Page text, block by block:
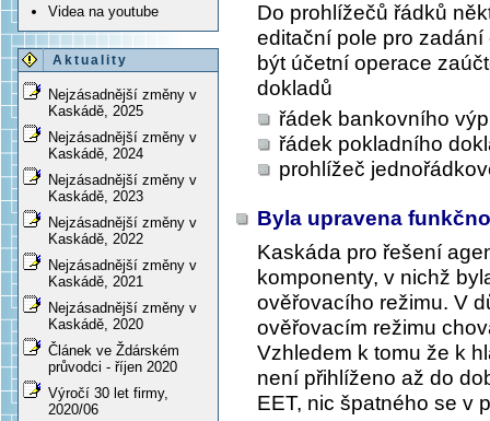
Videa na youtube
Aktuality
Nejzásadnější změny v
Kaskádě, 2025
Nejzásadnější změny v
Kaskádě, 2024
Nejzásadnější změny v
Kaskádě, 2023
Nejzásadnější změny v
Kaskádě, 2022
Nejzásadnější změny v
Kaskádě, 2021
Nejzásadnější změny v
Kaskádě, 2020
Článek ve Ždárském
průvodci - říjen 2020
Výročí 30 let firmy,
2020/06
Do prohlížečů řádků
editační pole pro
být účetní operace
dokladů
řádek bankovního
řádek pokladního
prohlížeč
Byla upravena
Kaskáda pro řešení
komponenty, v nichž
ověřovacího režimu. V
ověřovacím režimu
Vzhledem k tomu že k
není přihlíženo až do
EET, nic špatného se v